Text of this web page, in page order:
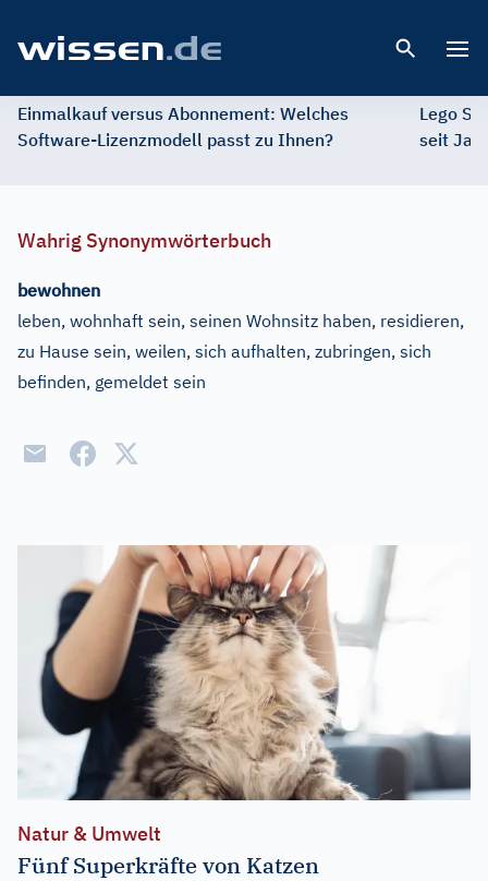
Einmalkauf versus Abonnement: Welches
Software-Lizenzmodell passt zu Ihnen?
Lego
seit
Wahrig Synonymwörterbuch
bewohnen
leben, wohnhaft sein, seinen Wohnsitz haben, residieren,
zu Hause sein, weilen, sich aufhalten, zubringen, sich
befinden, gemeldet sein
Natur & Umwelt
Fünf Superkräfte von Katzen